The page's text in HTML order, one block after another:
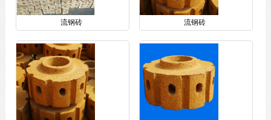
流钢砖 流钢砖